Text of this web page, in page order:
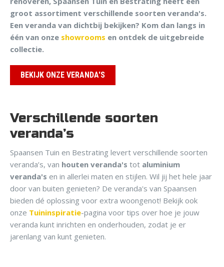
groot assortiment verschillende soorten veranda's.
Een veranda van dichtbij bekijken? Kom dan langs in
één van onze showrooms en ontdek de uitgebreide
collectie.
BEKIJK ONZE VERANDA'S
Verschillende soorten
veranda’s
Spaansen Tuin en Bestrating levert verschillende soorten
veranda’s, van houten veranda's tot aluminium
veranda's en in allerlei maten en stijlen. Wil jij het hele jaar
door van buiten genieten? De veranda's van Spaansen
bieden dé oplossing voor extra woongenot! Bekijk ook
onze Tuininspiratie-pagina voor tips over hoe je jouw
veranda kunt inrichten en onderhouden, zodat je er
jarenlang van kunt genieten.